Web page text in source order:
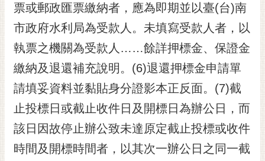
票或郵政匯票繳納者，應為即期並以臺(台)南
市政府水利局為受款人。未填寫受款人者，以
執票之機關為受款人……餘詳押標金、保證金
繳納及退還補充說明。(6)退還押標金申請單
請填妥資料並黏貼身分證影本正反面。(7)截
止投標日或截止收件日及開標日為辦公日，而
該日因故停止辦公致未達原定截止投標或收件
時間及開標時間者，以其次一辦公日之同一截